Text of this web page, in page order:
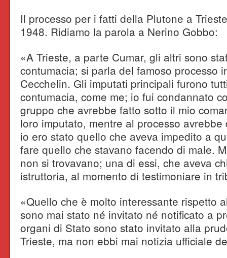
Il processo per i fatti della Plutone a
1948. Ridiamo la parola a Nerino Gobbo:
«A Trieste, a parte Cumar, gli altri sono
contumacia; si parla del famoso processo
Cecchelin. Gli imputati principali furono
contumacia, come me; io fui condannato
gruppo che avrebbe fatto sotto il mio
loro imputato, mentre al processo
io ero stato quello che aveva impedito a
fare quello che stavano facendo di male.
non si trovavano; una di essi, che aveva
istruttoria, al momento di testimoniare in
«Quello che è molto interessante rispetto
sono mai stato né invitato né notificato a
organi di Stato sono stato invitato alla
Trieste, ma non ebbi mai notizia ufficiale